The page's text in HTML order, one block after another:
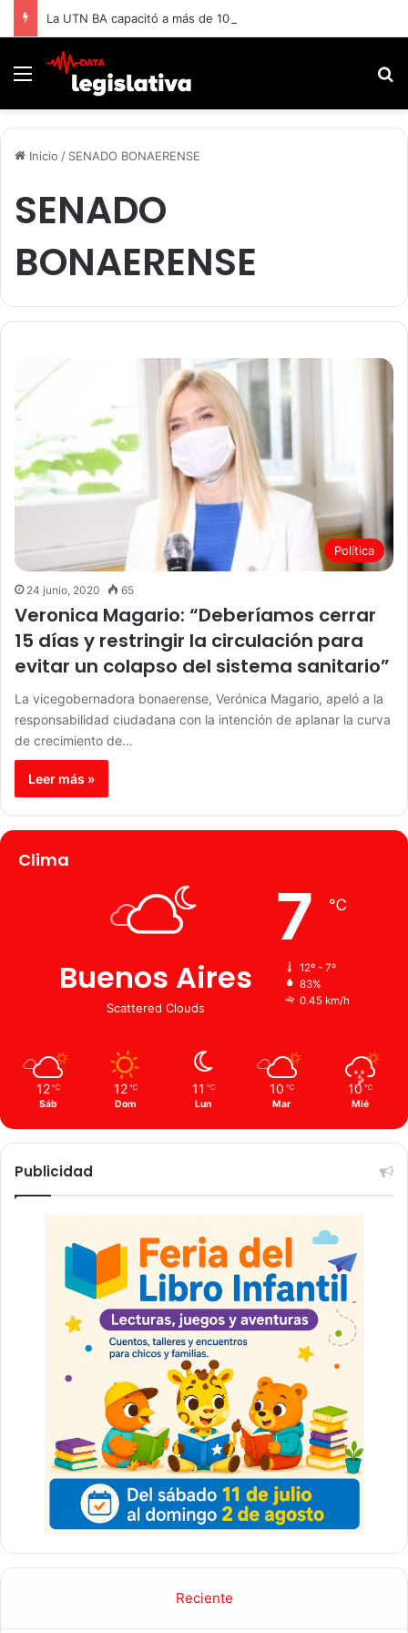
La UTN BA capacitó a más de 1000 adultos mayores.
Menú
Inicio / SENADO BONAERENSE
SENADO
BONAERENSE
Política
24 junio, 2020 65
Veronica Magario: “Deberíamos cerrar
15 días y restringir la circulación para
evitar un colapso del sistema sanitario”
La vicegobernadora bonaerense, Verónica Magario, apeló a la
responsabilidad ciudadana con la intención de aplanar la curva
de crecimiento de…
Leer más »
Clima
Buenos Aires
Scattered Clouds
7 ℃
12º - 7º
83%
0.45 km/h
12 ℃
Sáb
12 ℃
Dom
11 ℃
Lun
10 ℃
Mar
10 ℃
Mié
Publicidad
Reciente